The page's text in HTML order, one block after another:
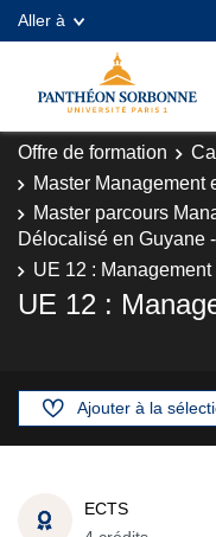
Aller à
Offre de formation
Master Management
Master parcours
Délocalisé en Guyane
UE 12 : Management
UE 12 :
Ajouter à la
ECTS